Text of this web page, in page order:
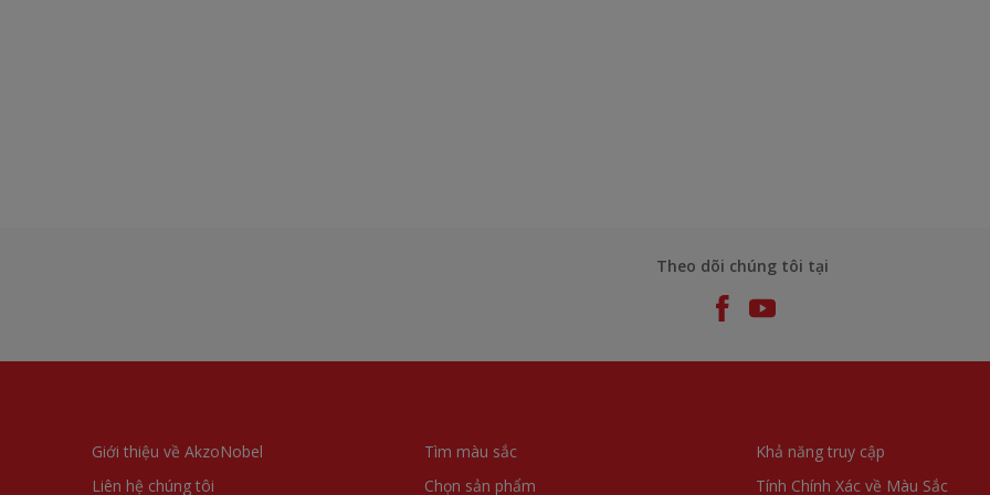
Theo dõi chúng tôi tại
Giới thiệu về AkzoNobel
Liên hệ chúng tôi
Tìm màu sắc
Chọn sản phẩm
Khả năng truy cập
Tính Chính Xác về Màu Sắc